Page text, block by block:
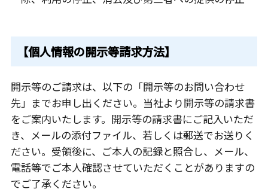
【個人情報の開示等請求方法】
開示等のご請求は、以下の「開示等のお問い合わせ
先」までお申し出ください。当社より開示等の請求書
をご案内いたします。開示等の請求書にご記入いただ
き、メールの添付ファイル、若しくは郵送でお送りく
ださい。受領後に、ご本人の記録と照合し、メール、
電話等でご本人確認させていただくことがありますの
でご了承ください。